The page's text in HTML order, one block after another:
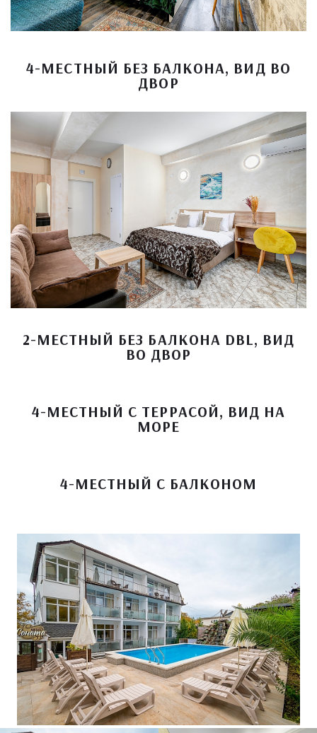
4-МЕСТНЫЙ БЕЗ БАЛКОНА, ВИД ВО
ДВОР
2-МЕСТНЫЙ БЕЗ БАЛКОНА DBL, ВИД
ВО ДВОР
4-МЕСТНЫЙ С ТЕРРАСОЙ, ВИД НА
МОРЕ
4-МЕСТНЫЙ С БАЛКОНОМ